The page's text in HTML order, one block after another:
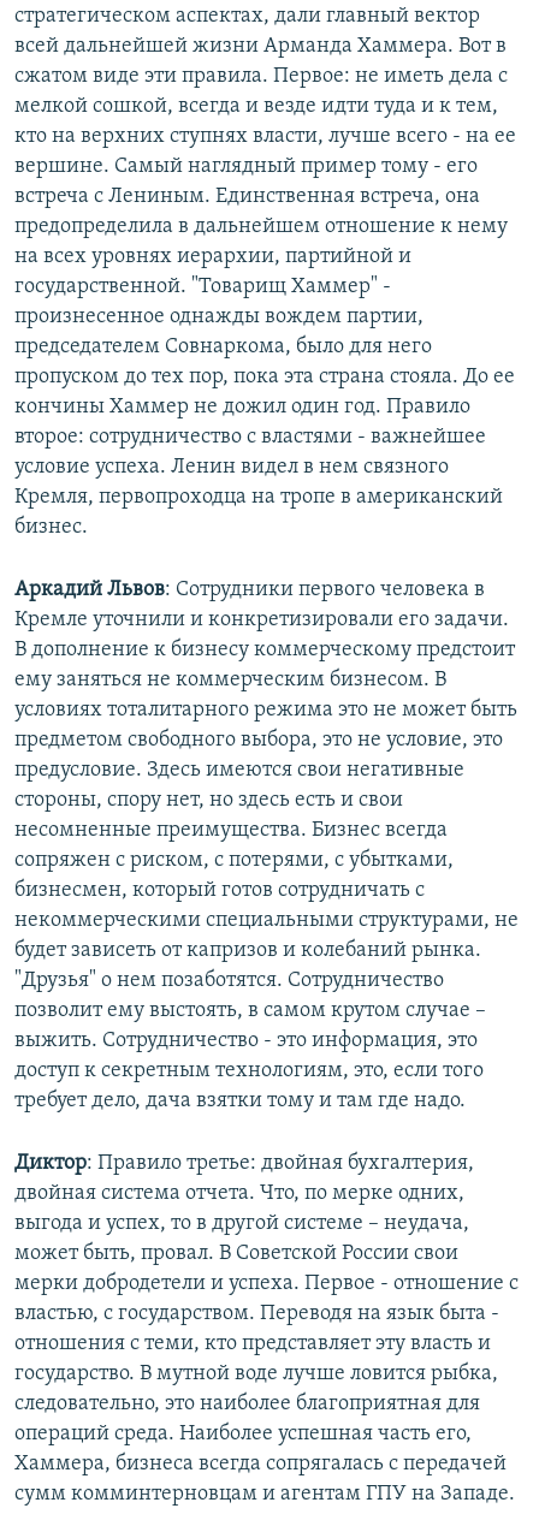
стратегическом аспектах, дали главный вектор
всей дальнейшей жизни Арманда Хаммера. Вот в
сжатом виде эти правила. Первое: не иметь дела с
мелкой сошкой, всегда и везде идти туда и к тем,
кто на верхних ступнях власти, лучше всего - на ее
вершине. Самый наглядный пример тому - его
встреча с Лениным. Единственная встреча, она
предопределила в дальнейшем отношение к нему
на всех уровнях иерархии, партийной и
государственной. "Товарищ Хаммер" -
произнесенное однажды вождем партии,
председателем Совнаркома, было для него
пропуском до тех пор, пока эта страна стояла. До ее
кончины Хаммер не дожил один год. Правило
второе: сотрудничество с властями - важнейшее
условие успеха. Ленин видел в нем связного
Кремля, первопроходца на тропе в американский
бизнес.
Аркадий Львов: Сотрудники первого человека в
Кремле уточнили и конкретизировали его задачи.
В дополнение к бизнесу коммерческому предстоит
ему заняться не коммерческим бизнесом. В
условиях тоталитарного режима это не может быть
предметом свободного выбора, это не условие, это
предусловие. Здесь имеются свои негативные
стороны, спору нет, но здесь есть и свои
несомненные преимущества. Бизнес всегда
сопряжен с риском, с потерями, с убытками,
бизнесмен, который готов сотрудничать с
некоммерческими специальными структурами, не
будет зависеть от капризов и колебаний рынка.
"Друзья" о нем позаботятся. Сотрудничество
позволит ему выстоять, в самом крутом случае –
выжить. Сотрудничество - это информация, это
доступ к секретным технологиям, это, если того
требует дело, дача взятки тому и там где надо.
Диктор: Правило третье: двойная бухгалтерия,
двойная система отчета. Что, по мерке одних,
выгода и успех, то в другой системе – неудача,
может быть, провал. В Советской России свои
мерки добродетели и успеха. Первое - отношение с
властью, с государством. Переводя на язык быта -
отношения с теми, кто представляет эту власть и
государство. В мутной воде лучше ловится рыбка,
следовательно, это наиболее благоприятная для
операций среда. Наиболее успешная часть его,
Хаммера, бизнеса всегда сопрягалась с передачей
сумм комминтерновцам и агентам ГПУ на Западе.